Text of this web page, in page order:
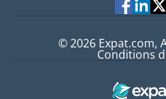
© 2026 Expat.com,
Conditions